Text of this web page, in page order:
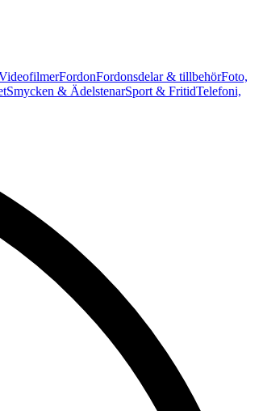
FordonFordonsdelar & tillbehörFoto,
Smycken & ÄdelstenarSport & FritidTelefoni,